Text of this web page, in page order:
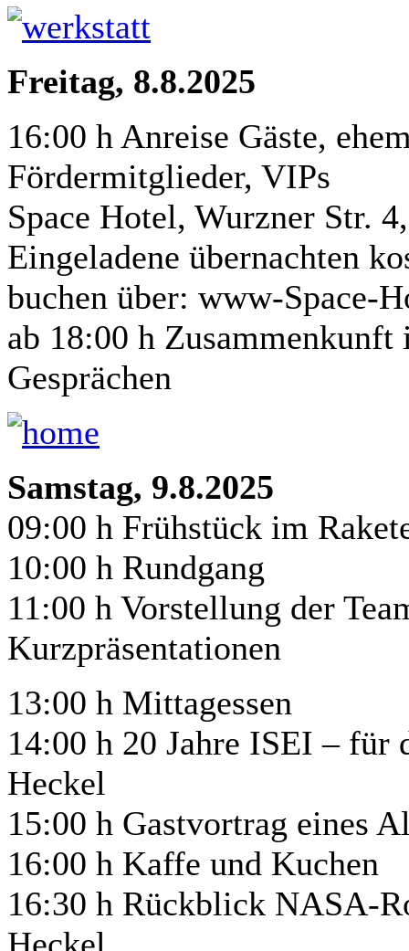
Freitag, 8.8.2025
16:00 h Anreise Gäste,
Fördermitglieder, VIPs
Space Hotel, Wurzner Str.
Eingeladene übernachten
buchen über: www-Space-
ab 18:00 h
Gesprächen
Samstag, 9.8.2025
09:00 h Frühstück im
10:00 h Rundgang
11:00 h Vorstellung der
Kurzpräsentationen
13:00 h Mittagessen
14:00 h 20 Jahre ISEI –
Heckel
15:00 h Gastvortrag eines
16:00 h Kaffe und Kuchen
16:30 h Rückblick NASA-